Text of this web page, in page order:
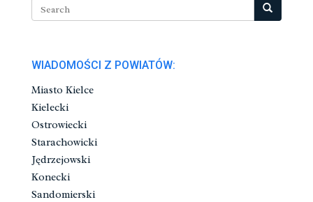
WIADOMOŚCI Z POWIATÓW:
Miasto Kielce
Kielecki
Ostrowiecki
Starachowicki
Jędrzejowski
Konecki
Sandomierski